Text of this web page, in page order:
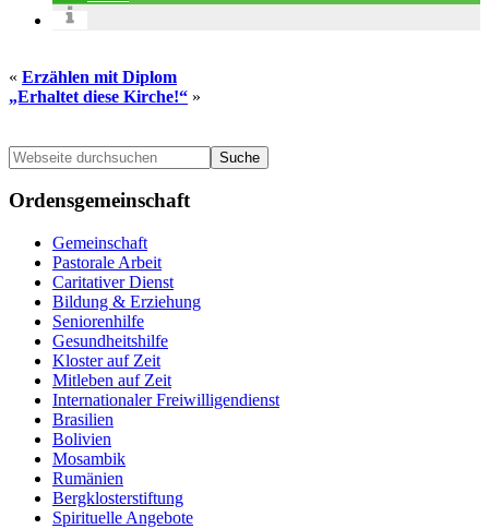
« Erzählen mit Diplom
„Erhaltet diese Kirche!“ »
Seitenspalte
Webseite
durchsuchen
Ordensgemeinschaft
Gemeinschaft
Pastorale Arbeit
Caritativer Dienst
Bildung & Erziehung
Seniorenhilfe
Gesundheitshilfe
Kloster auf Zeit
Mitleben auf Zeit
Internationaler Freiwilligendienst
Brasilien
Bolivien
Mosambik
Rumänien
Bergklosterstiftung
Spirituelle Angebote